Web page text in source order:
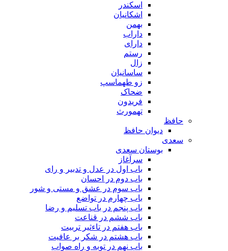
اسکندر
اشکانیان
بهمن
داراب
دارای
رستم
زال
ساسانیان
زو طهماسپ‏
ضحاک
فریدون
تهمورث
حافظ
دیوان حافظ
سعدی
بوستان سعدی
سرآغاز
باب اول در عدل و تدبیر و رای
باب دوم در احسان
باب سوم در عشق و مستی و شور
باب چهارم در تواضع
باب پنجم در باب تسلیم و رضا
باب ششم در قناعت
باب هفتم در تاءثیر تربیت
باب هشتم در شکر بر عافیت
باب نهم در توبه و راه صواب